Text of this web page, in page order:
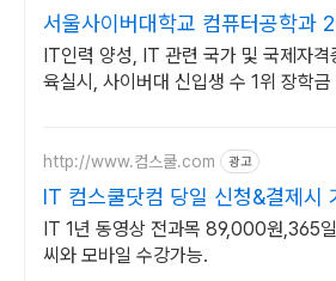
서울사이버대학교 컴퓨터공학과
가을학기 신편입생
IT인력 양성, IT 관련 국가 및 국제자격
육실시, 사이버대 신입생 수 1위 장학금
http://www.컴스쿨.com 광고
IT 컴스쿨닷컴 당일 신청&결제시
티콘!
IT 1년 동영상 전과목 89,000원,365일
씨와 모바일 수강가능.